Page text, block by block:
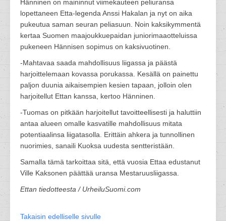
Hänninen on maininnut viimekauteen peliuransa
lopettaneen Etta-legenda Anssi Hakalan ja nyt on aika
pukeutua saman seuran peliasuun. Noin kaksikymmentä
kertaa Suomen maajoukkuepaidan juniorimaaotteluissa
pukeneen Hännisen sopimus on kaksivuotinen.
-Mahtavaa saada mahdollisuus liigassa ja päästä
harjoittelemaan kovassa porukassa. Kesällä on painettu
paljon duunia aikaisempien kesien tapaan, jolloin olen
harjoitellut Ettan kanssa, kertoo Hänninen.
-Tuomas on pitkään harjoitellut tavoitteellisesti ja haluttiin
antaa alueen omalle kasvatille mahdollisuus mitata
potentiaalinsa liigatasolla. Erittäin ahkera ja tunnollinen
nuorimies, sanaili Kuoksa uudesta sentteristään.
Samalla tämä tarkoittaa sitä, että vuosia Ettaa edustanut
Ville Kaksonen päättää uransa Mestaruusliigassa.
Ettan tiedotteesta / UrheiluSuomi.com
Takaisin edelliselle sivulle